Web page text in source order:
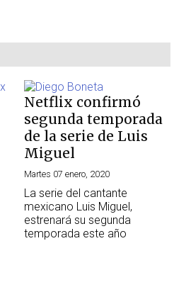
Netflix confirmó
segunda temporada
de la serie de Luis
Miguel
Martes 07 enero, 2020
La serie del cantante
mexicano Luis Miguel,
estrenará su segunda
temporada este año